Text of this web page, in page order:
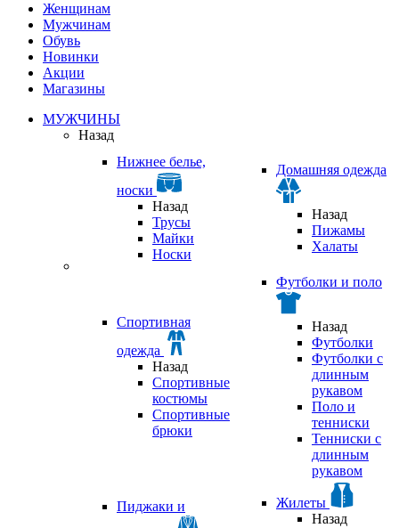
Женщинам
Мужчинам
Обувь
Новинки
Акции
Магазины
МУЖЧИНЫ
Назад
Нижнее белье,
носки
Назад
Трусы
Майки
Носки
Домашняя одежда
Назад
Пижамы
Халаты
Спортивная
одежда
Назад
Спортивные
костюмы
Спортивные
брюки
Футболки и поло
Назад
Футболки
Футболки с
длинным
рукавом
Поло и
тенниски
Тенниски с
длинным
рукавом
Пиджаки и
Жилеты
Назад